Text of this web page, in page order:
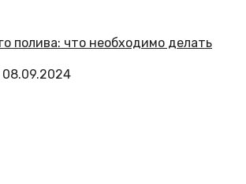
08.09.2024